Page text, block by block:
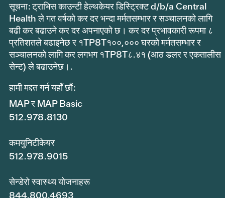
सूचना: ट्राभिस काउन्टी हेल्थकेयर डिस्ट्रिक्ट d/b/a Central
Health ले गत वर्षको कर दर भन्दा मर्मतसम्भार र सञ्चालनको लागि
बढी कर बढाउने कर दर अपनाएको छ। कर दर प्रभावकारी रूपमा ८
प्रतिशतले बढाइनेछ र १TP8T१००,००० घरको मर्मतसम्भार र
सञ्चालनको लागि कर लगभग १TP8T८.४१ (आठ डलर र एकतालीस
सेन्ट) ले बढाउनेछ।.
हामी मद्दत गर्न यहाँ छौं:
MAP र MAP Basic
512.978.8130
कमयुनिटीकेयर
512.978.9015
सेन्डेरो स्वास्थ्य योजनाहरू
844.800.4693